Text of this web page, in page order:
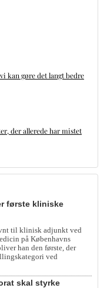
kan gøre det langt bedre
der allerede har mistet
første kliniske
til klinisk adjunkt ved
på Københavns
han den første, der
ved
skal styrke